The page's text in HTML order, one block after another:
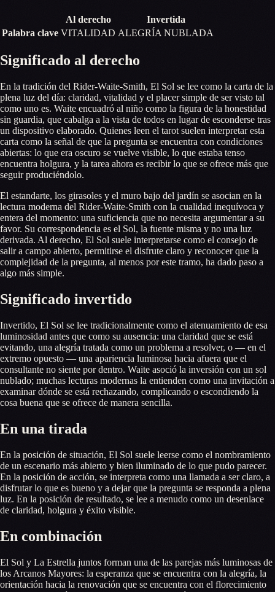
Al derecho
Invertida
Palabra clave VITALIDAD ALEGRÍA NUBLADA
Significado al derecho
En la tradición del Rider-Waite-Smith, El Sol se lee como la carta de la
plena luz del día: claridad, vitalidad y el placer simple de ser visto tal
como uno es. Waite encuadró al niño como la figura de la honestidad
sin guardia, que cabalga a la vista de todos en lugar de esconderse tras
un dispositivo elaborado. Quienes leen el tarot suelen interpretar esta
carta como la señal de que la pregunta se encuentra con condiciones
abiertas: lo que era oscuro se vuelve visible, lo que estaba tenso
encuentra holgura, y la tarea ahora es recibir lo que se ofrece más que
seguir produciéndolo.
El estandarte, los girasoles y el muro bajo del jardín se asocian en la
lectura moderna del Rider-Waite-Smith con la cualidad inequívoca y
entera del momento: una suficiencia que no necesita argumentar a su
favor. Su correspondencia es el Sol, la fuente misma y no una luz
derivada. Al derecho, El Sol suele interpretarse como el consejo de
salir a campo abierto, permitirse el disfrute claro y reconocer que la
complejidad de la pregunta, al menos por este tramo, ha dado paso a
algo más simple.
Significado invertido
Invertido, El Sol se lee tradicionalmente como el atenuamiento de esa
luminosidad antes que como su ausencia: una claridad que se está
evitando, una alegría tratada como un problema a resolver, o — en el
extremo opuesto — una apariencia luminosa hacia afuera que el
consultante no siente por dentro. Waite asoció la inversión con un sol
nublado; muchas lecturas modernas la entienden como una invitación a
examinar dónde se está rechazando, complicando o escondiendo la
cosa buena que se ofrece de manera sencilla.
En una tirada
En la posición de situación, El Sol suele leerse como el nombramiento
de un escenario más abierto y bien iluminado de lo que pudo parecer.
En la posición de acción, se interpreta como una llamada a ser claro, a
disfrutar lo que es bueno y a dejar que la pregunta se responda a plena
luz. En la posición de resultado, se lee a menudo como un desenlace
de claridad, holgura y éxito visible.
En combinación
El Sol y La Estrella juntos forman una de las parejas más luminosas de
los Arcanos Mayores: la esperanza que se encuentra con la alegría, la
orientación hacia la renovación que se encuentra con el florecimiento